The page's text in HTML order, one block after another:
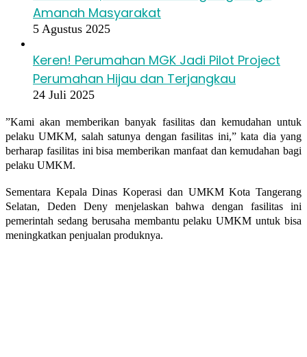
Amanah Masyarakat
5 Agustus 2025
Keren! Perumahan MGK Jadi Pilot Project
Perumahan Hijau dan Terjangkau
24 Juli 2025
”Kami akan memberikan banyak fasilitas dan kemudahan untuk
pelaku UMKM, salah satunya dengan fasilitas ini,” kata dia yang
berharap fasilitas ini bisa memberikan manfaat dan kemudahan bagi
pelaku UMKM.
Sementara Kepala Dinas Koperasi dan UMKM Kota Tangerang
Selatan, Deden Deny menjelaskan bahwa dengan fasilitas ini
pemerintah sedang berusaha membantu pelaku UMKM untuk bisa
meningkatkan penjualan produknya.